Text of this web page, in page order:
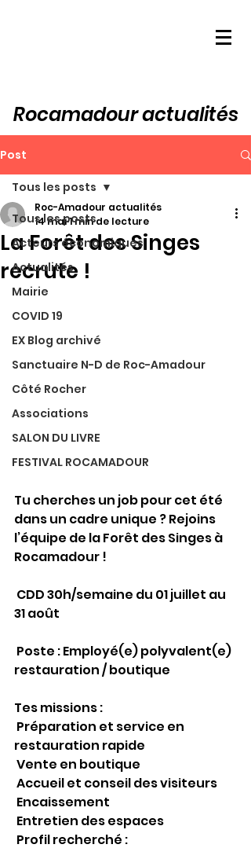
Rocamadour actualités
Post
Tous les posts
Acteurs économiques
Actualités
Mairie
COVID 19
EX Blog archivé
Sanctuaire N-D de Roc-Amadour
Côté Rocher
Associations
SALON DU LIVRE
FESTIVAL ROCAMADOUR
Tous les posts
La Forêt des Singes
recrute !
Roc-Amadour actualités
14 mai1 min de lecture
Tu cherches un job pour cet été
dans un cadre unique ? Rejoins
l’équipe de la Forêt des Singes à
Rocamadour !
CDD 30h/semaine du 01 juillet au
31 août
Poste : Employé(e) polyvalent(e)
restauration / boutique
Tes missions :
Préparation et service en
restauration rapide
Vente en boutique
Accueil et conseil des visiteurs
Encaissement
Entretien des espaces
Profil recherché :